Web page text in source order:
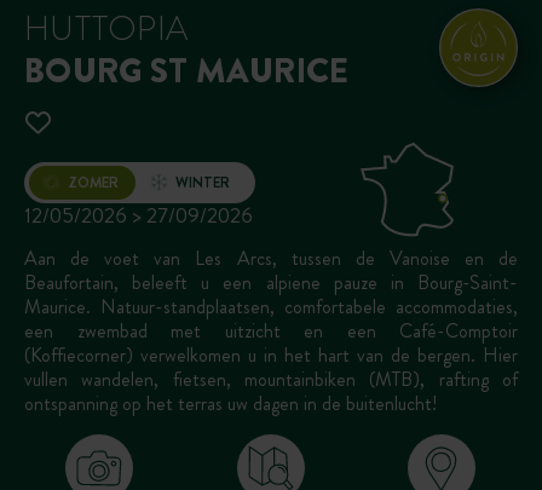
HUTTOPIA
BOURG ST MAURICE
Opening
12/05/2026 > 27/09/2026
WINTER
ZOMER
Aan de voet van Les Arcs, tussen de Vanoise en de
Beaufortain, beleeft u een alpiene pauze in Bourg-Saint-
Maurice. Natuur-standplaatsen, comfortabele accommodaties,
een zwembad met uitzicht en een Café-Comptoir
(Koffiecorner) verwelkomen u in het hart van de bergen. Hier
vullen wandelen, fietsen, mountainbiken (MTB), rafting of
ontspanning op het terras uw dagen in de buitenlucht!